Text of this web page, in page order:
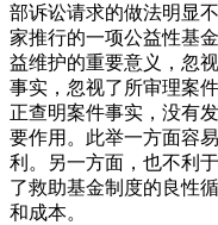
部诉讼请求的做法明显
家推行的一项公益性基
益维护的重要意义，忽
事实，忽视了所审理案
正查明案件事实，没有
要作用。此举一方面容
利。另一方面，也不利
了救助基金制度的良性
和成本。